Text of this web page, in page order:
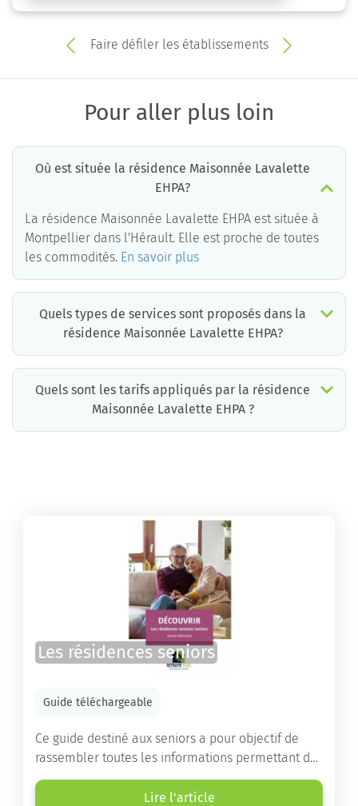
Faire défiler les établissements
Pour aller plus loin
Où est située la résidence Maisonnée Lavalette
EHPA?
La résidence Maisonnée Lavalette EHPA est située à
Montpellier dans l'Hérault. Elle est proche de toutes
les commodités. En savoir plus
Quels types de services sont proposés dans la
résidence Maisonnée Lavalette EHPA?
Quels sont les tarifs appliqués par la résidence
Maisonnée Lavalette EHPA ?
Les résidences seniors
Guide téléchargeable
Ce guide destiné aux seniors a pour objectif de
rassembler toutes les informations permettant de
choisir la résidence services seniors adaptée.
Lire l'article